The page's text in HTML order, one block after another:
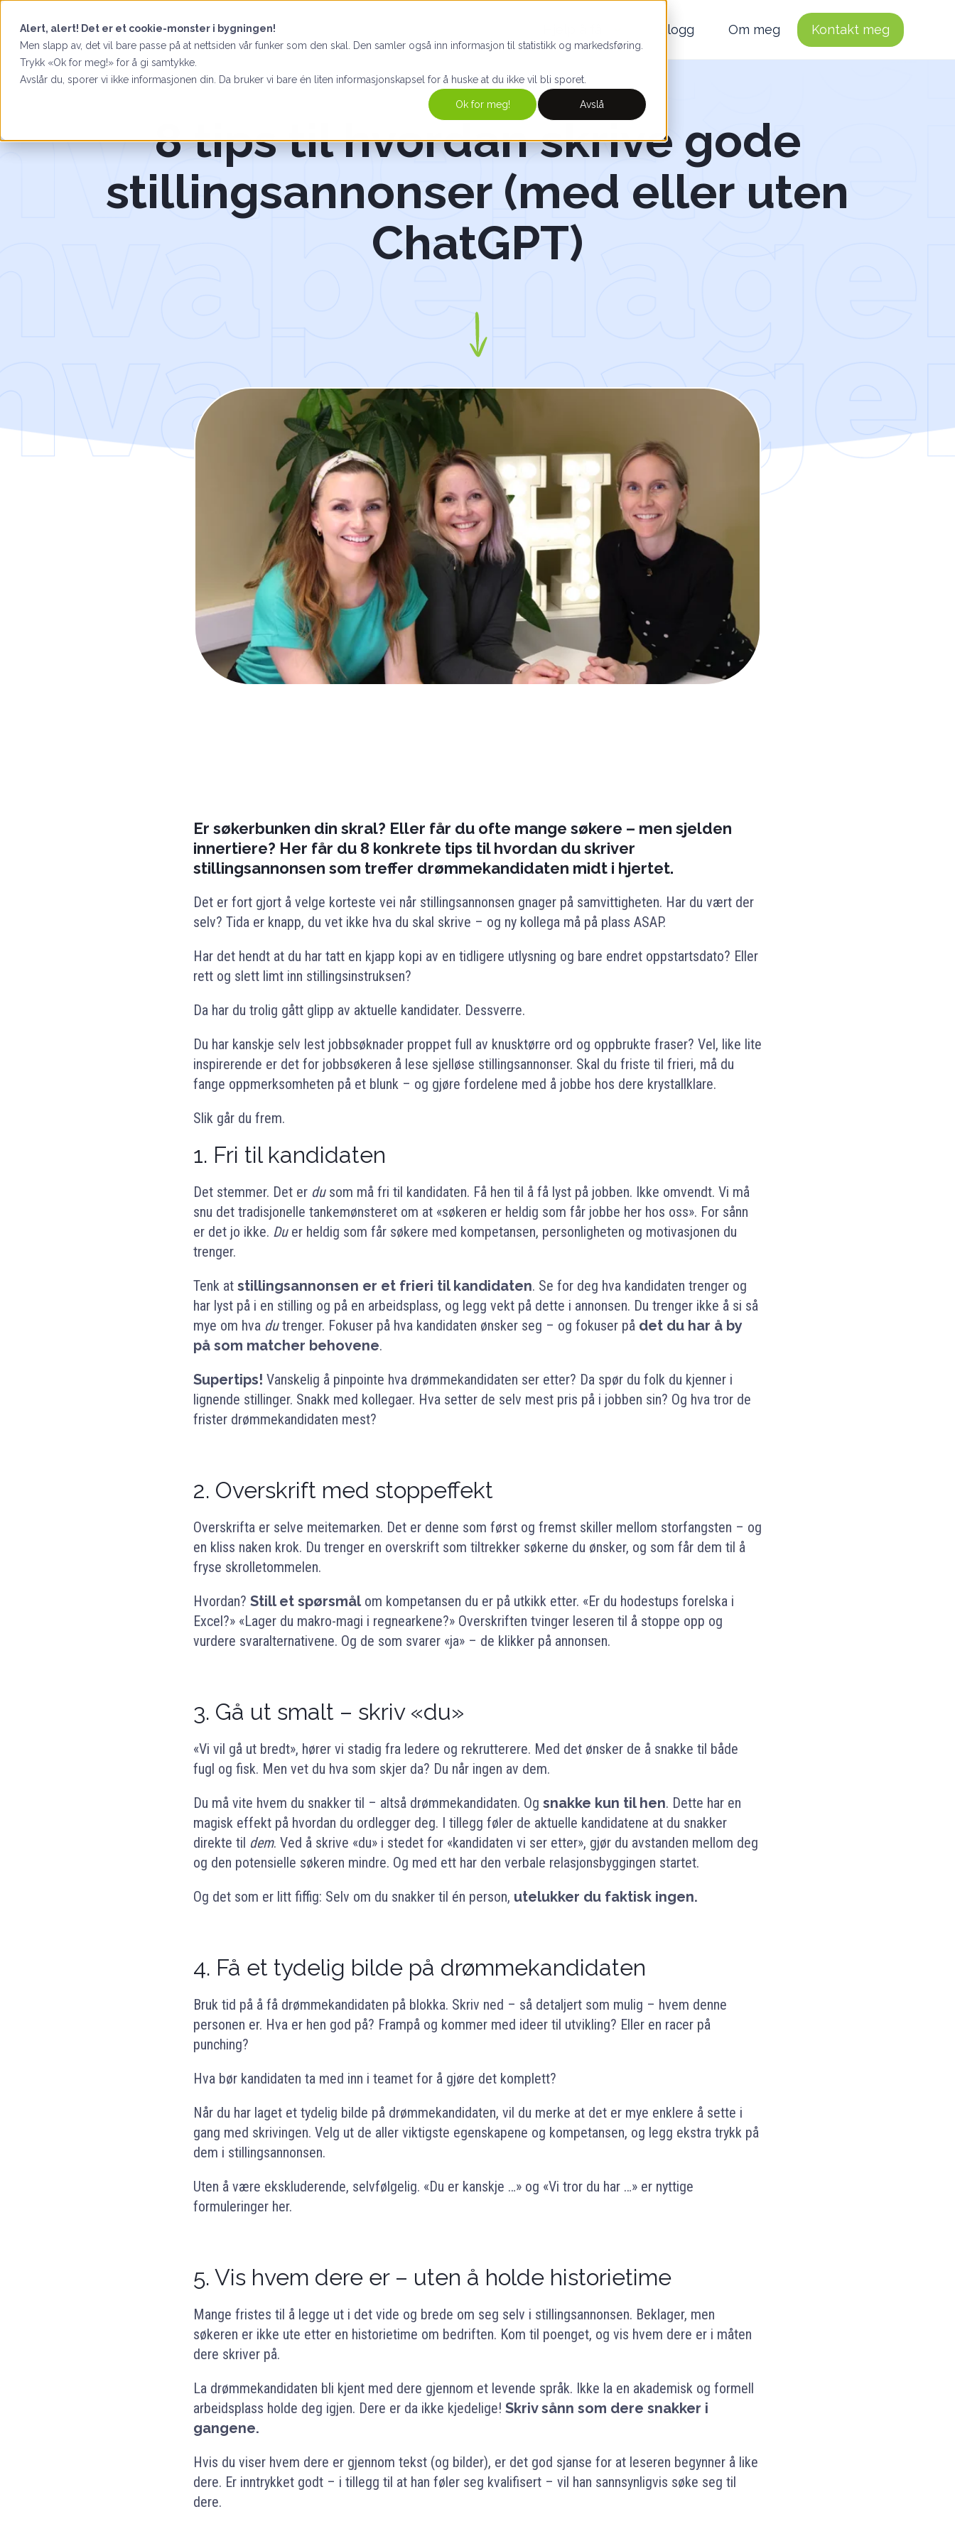
Alert, alert! Det er et cookie-monster i bygningen!
Men slapp av, det vil bare passe på at nettsiden vår funker som den skal. Den samler også inn informasjon til statistikk og markedsføring.
Trykk «Ok for meg!» for å gi samtykke.
Avslår du, sporer vi ikke informasjonen din. Da bruker vi bare én liten informasjonskapsel for å huske at du ikke vil bli sporet.
Ok for meg! Avslå
Blogg Om meg Kontakt meg
8 tips til hvordan skrive gode
stillingsannonser (med eller uten
ChatGPT)
Er søkerbunken din skral? Eller får du ofte mange søkere – men sjelden
innertiere? Her får du 8 konkrete tips til hvordan du skriver
stillingsannonsen som treffer drømmekandidaten midt i hjertet.
Det er fort gjort å velge korteste vei når stillingsannonsen gnager på samvittigheten. Har du vært der
selv? Tida er knapp, du vet ikke hva du skal skrive – og ny kollega må på plass ASAP.
Har det hendt at du har tatt en kjapp kopi av en tidligere utlysning og bare endret oppstartsdato? Eller
rett og slett limt inn stillingsinstruksen?
Da har du trolig gått glipp av aktuelle kandidater. Dessverre.
Du har kanskje selv lest jobbsøknader proppet full av knusktørre ord og oppbrukte fraser? Vel, like lite
inspirerende er det for jobbsøkeren å lese sjelløse stillingsannonser. Skal du friste til frieri, må du
fange oppmerksomheten på et blunk – og gjøre fordelene med å jobbe hos dere krystallklare.
Slik går du frem.
1. Fri til kandidaten
Det stemmer. Det er dusom må fri til kandidaten. Få hen til å få lyst på jobben. Ikke omvendt. Vi må
snu det tradisjonelle tankemønsteret om at «søkeren er heldig som får jobbe her hos oss». For sånn
er det jo ikke. Duer heldig som får søkere med kompetansen, personligheten og motivasjonen du
trenger.
Tenk at stillingsannonsen er et frieri til kandidaten. Se for deg hva kandidaten trenger og
har lyst på i en stilling og på en arbeidsplass, og legg vekt på dette i annonsen. Du trenger ikke å si så
mye om hva dutrenger. Fokuser på hva kandidaten ønsker seg – og fokuser på det du har å by
på som matcher behovene.
Supertips! Vanskelig å pinpointe hva drømmekandidaten ser etter? Da spør du folk du kjenner i
lignende stillinger. Snakk med kollegaer. Hva setter de selv mest pris på i jobben sin? Og hva tror de
frister drømmekandidaten mest?
2. Overskrift med stoppeffekt
Overskrifta er selve meitemarken. Det er denne som først og fremst skiller mellom storfangsten – og
en kliss naken krok. Du trenger en overskrift som tiltrekker søkerne du ønsker, og som får dem til å
fryse skrolletommelen.
Hvordan? Still et spørsmål om kompetansen du er på utkikk etter. «Er du hodestups forelska i
Excel?» «Lager du makro-magi i regnearkene?» Overskriften tvinger leseren til å stoppe opp og
vurdere svaralternativene. Og de som svarer «ja» – de klikker på annonsen.
3. Gå ut smalt – skriv «du»
«Vi vil gå ut bredt», hører vi stadig fra ledere og rekrutterere. Med det ønsker de å snakke til både
fugl og fisk. Men vet du hva som skjer da? Du når ingen av dem.
Du må vite hvem du snakker til – altså drømmekandidaten. Og snakke kun til hen. Dette har en
magisk effekt på hvordan du ordlegger deg. I tillegg føler de aktuelle kandidatene at du snakker
direkte til dem. Ved å skrive «du» i stedet for «kandidaten vi ser etter», gjør du avstanden mellom deg
og den potensielle søkeren mindre. Og med ett har den verbale relasjonsbyggingen startet.
Og det som er litt fiffig: Selv om du snakker til én person, utelukker du faktisk ingen.
4. Få et tydelig bilde på drømmekandidaten
Bruk tid på å få drømmekandidaten på blokka. Skriv ned – så detaljert som mulig – hvem denne
personen er. Hva er hen god på? Frampå og kommer med ideer til utvikling? Eller en racer på
punching?
Hva bør kandidaten ta med inn i teamet for å gjøre det komplett?
Når du har laget et tydelig bilde på drømmekandidaten, vil du merke at det er mye enklere å sette i
gang med skrivingen. Velg ut de aller viktigste egenskapene og kompetansen, og legg ekstra trykk på
dem i stillingsannonsen.
Uten å være ekskluderende, selvfølgelig. «Du er kanskje …» og «Vi tror du har …» er nyttige
formuleringer her.
5. Vis hvem dere er – uten å holde historietime
Mange fristes til å legge ut i det vide og brede om seg selv i stillingsannonsen. Beklager, men
søkeren er ikke ute etter en historietime om bedriften. Kom til poenget, og vis hvem dere er i måten
dere skriver på.
La drømmekandidaten bli kjent med dere gjennom et levende språk. Ikke la en akademisk og formell
arbeidsplass holde deg igjen. Dere er da ikke kjedelige! Skriv sånn som dere snakker i
gangene.
Hvis du viser hvem dere er gjennom tekst (og bilder), er det god sjanse for at leseren begynner å like
dere. Er inntrykket godt – i tillegg til at han føler seg kvalifisert – vil han sannsynligvis søke seg til
dere.